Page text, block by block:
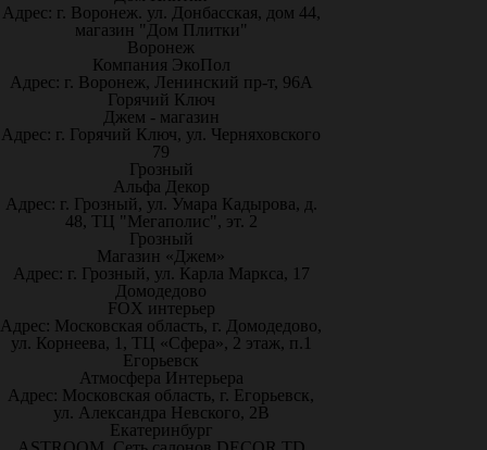
Адрес: г. Воронеж. ул. Донбасская, дом 44,
магазин "Дом Плитки"
Воронеж
Компания ЭкоПол
Адрес: г. Воронеж, Ленинский пр-т, 96А
Горячий Ключ
Джем - магазин
Адрес: г. Горячий Ключ, ул. Черняховского
79
Грозный
Альфа Декор
Адрес: г. Грозный, ул. Умара Кадырова, д.
48, ТЦ "Мегаполис", эт. 2
Грозный
Магазин «Джем»
Адрес: г. Грозный, ул. Карла Маркса, 17
Домодедово
FOX интерьер
Адрес: Московская область, г. Домодедово,
ул. Корнеева, 1, ТЦ «Сфера», 2 этаж, п.1
Егорьевск
Атмосфера Интерьера
Адрес: Московская область, г. Егорьевск,
ул. Александра Невского, 2В
Екатеринбург